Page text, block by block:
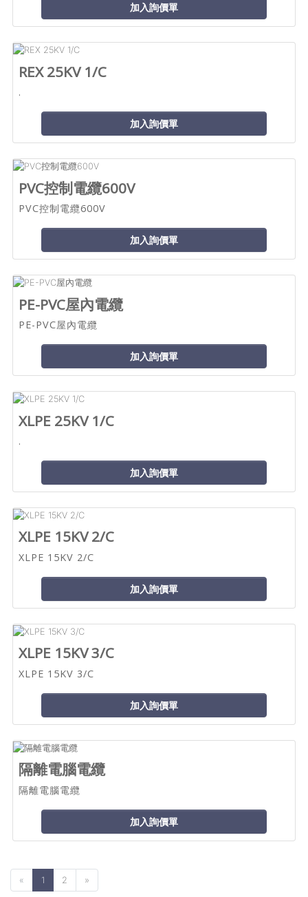
加入詢價單
REX 25KV 1/C
.
加入詢價單
PVC控制電纜600V
PVC控制電纜600V
加入詢價單
PE-PVC屋內電纜
PE-PVC屋內電纜
加入詢價單
XLPE 25KV 1/C
.
加入詢價單
XLPE 15KV 2/C
XLPE 15KV 2/C
加入詢價單
XLPE 15KV 3/C
XLPE 15KV 3/C
加入詢價單
隔離電腦電纜
隔離電腦電纜
加入詢價單
« 1 2 »